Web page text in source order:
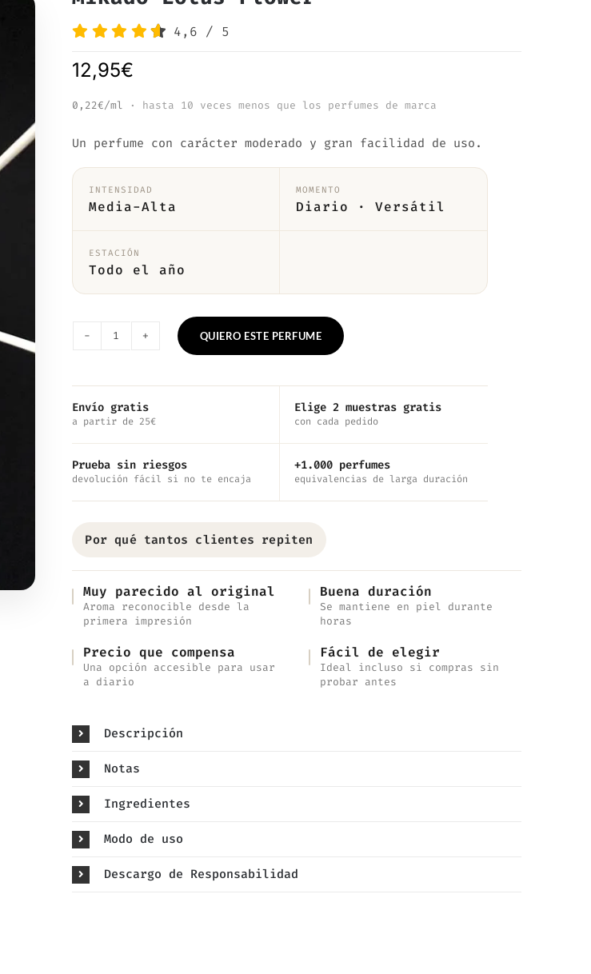
4,6 / 5
12,95€
0,22€/ml · hasta 10 veces menos que los perfumes de marca
Un perfume con carácter moderado y gran facilidad de uso.
INTENSIDAD
Media-Alta
MOMENTO
Diario · Versátil
ESTACIÓN
Todo el año
Flower
cantidad
QUIERO ESTE PERFUME
Envío gratis
a partir de 25€
Elige 2 muestras gratis
con cada pedido
Prueba sin riesgos
devolución fácil si no te encaja
+1.000 perfumes
equivalencias de larga duración
Por qué tantos clientes repiten
Muy parecido al original
Aroma reconocible desde la
primera impresión
Buena duración
Se mantiene en piel durante
horas
Precio que compensa
Una opción accesible para usar
a diario
Fácil de elegir
Ideal incluso si compras sin
probar antes
Descripción
Notas
Ingredientes
Modo de uso
Descargo de Responsabilidad